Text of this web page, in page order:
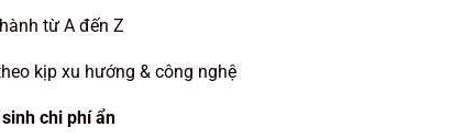
từ A đến Z
kịp xu hướng & công nghệ
chi phí ẩn